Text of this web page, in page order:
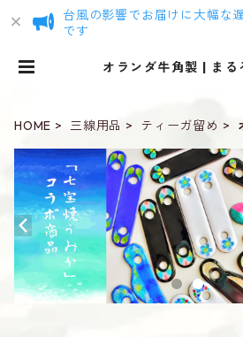
台風の影響でお届けに大幅な
です
オランダ牛角製 | まる
HOME 三線用品 ティーガ留め